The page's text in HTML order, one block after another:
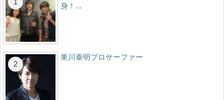
身！...
東川泰明プロサーファー